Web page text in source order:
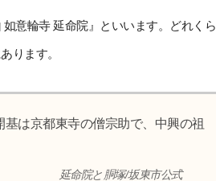
意輪寺 延命院』といいます。どれくら
ります。
は京都東寺の僧宗助で、中興の祖
延命院と胴塚/坂東市公式